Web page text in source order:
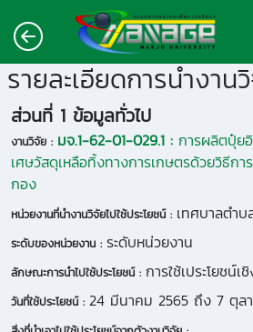
ส่วนที่ 1 ข้อมูลทั่วไป
งานวิจัย : มจ.1-62-01-029.1 : การผลิตปุ๋ย
เศษวัสดุเหลือทิ้งทางการเกษตรด้วยวิธีก
กอง
หน่วยงานที่นำงานวิจัยไปใช้ประโยชน์ : เทศบาลตำ
ระดับของหน่วยงาน : ระดับหน่วยงาน
ลักษณะการนำไปใช้ประโยชน์ : การใช้เประโยชน์เ
วันที่ใช้ประโยชน์ : 24 มีนาคม 2565 ถึง 7 ตุล